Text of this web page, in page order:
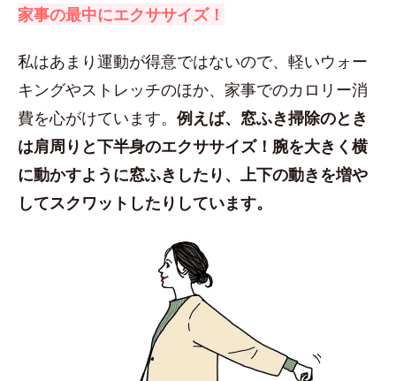
家事の最中にエクササイズ！
私はあまり運動が得意ではないので、軽いウォー
キングやストレッチのほか、家事でのカロリー消
費を心がけています。 例えば、窓ふき掃除のとき
は肩周りと下半身のエクササイズ！腕を大きく横
に動かすように窓ふきしたり、上下の動きを増や
してスクワットしたりしています。